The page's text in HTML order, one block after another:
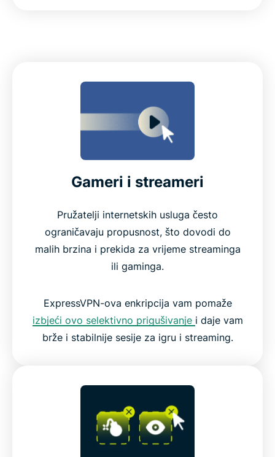
Gameri i streameri
Pružatelji internetskih usluga često
ograničavaju propusnost, što dovodi do
malih brzina i prekida za vrijeme streaminga
ili gaminga.
ExpressVPN-ova enkripcija vam pomaže
izbjeći ovo selektivno prigušivanje i daje vam
brže i stabilnije sesije za igru i streaming.